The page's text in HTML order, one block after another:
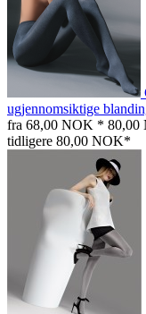
ugjennomsiktige
fra 68,00 NOK * 80,00
tidligere 80,00 NOK*